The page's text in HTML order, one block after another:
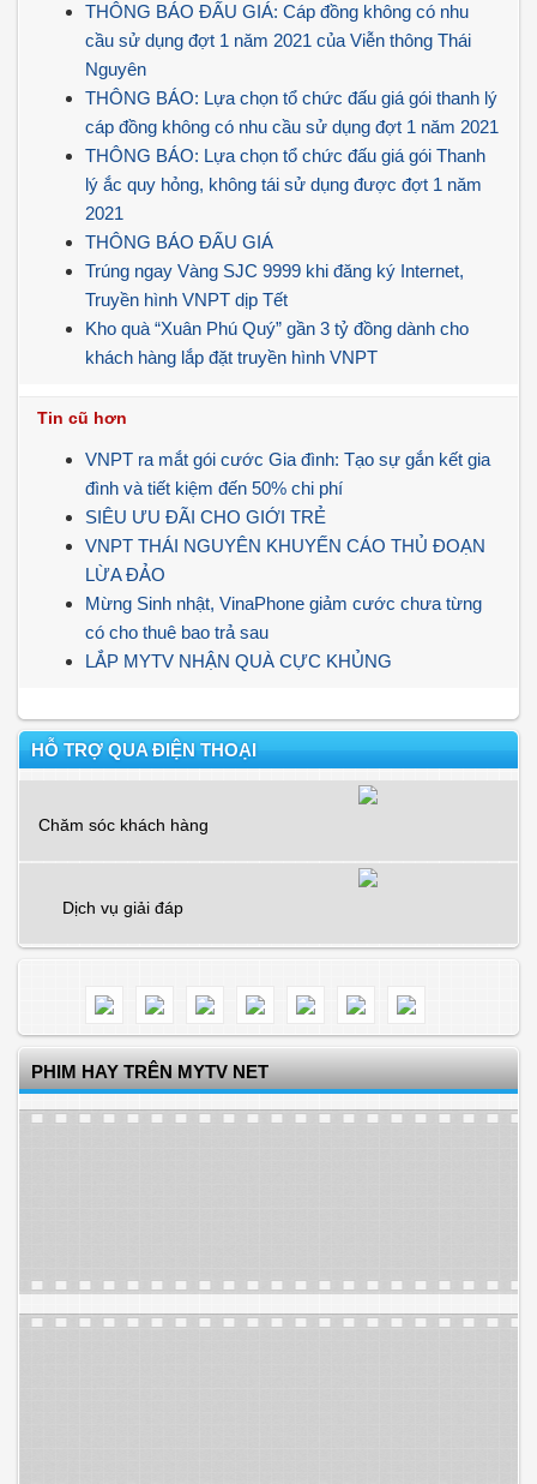
THÔNG BÁO ĐẤU GIÁ: Cáp đồng không có nhu
cầu sử dụng đợt 1 năm 2021 của Viễn thông Thái
Nguyên
THÔNG BÁO: Lựa chọn tổ chức đấu giá gói thanh lý
cáp đồng không có nhu cầu sử dụng đợt 1 năm 2021
THÔNG BÁO: Lựa chọn tổ chức đấu giá gói Thanh
lý ắc quy hỏng, không tái sử dụng được đợt 1 năm
2021
THÔNG BÁO ĐẤU GIÁ
Trúng ngay Vàng SJC 9999 khi đăng ký Internet,
Truyền hình VNPT dịp Tết
Kho quà “Xuân Phú Quý” gần 3 tỷ đồng dành cho
khách hàng lắp đặt truyền hình VNPT
Tin cũ hơn
VNPT ra mắt gói cước Gia đình: Tạo sự gắn kết gia
đình và tiết kiệm đến 50% chi phí
SIÊU ƯU ĐÃI CHO GIỚI TRẺ
VNPT THÁI NGUYÊN KHUYẾN CÁO THỦ ĐOẠN
LỪA ĐẢO
Mừng Sinh nhật, VinaPhone giảm cước chưa từng
có cho thuê bao trả sau
LẮP MYTV NHẬN QUÀ CỰC KHỦNG
HỖ TRỢ QUA ĐIỆN THOẠI
Chăm sóc khách hàng
Dịch vụ giải đáp
PHIM HAY TRÊN MYTV NET